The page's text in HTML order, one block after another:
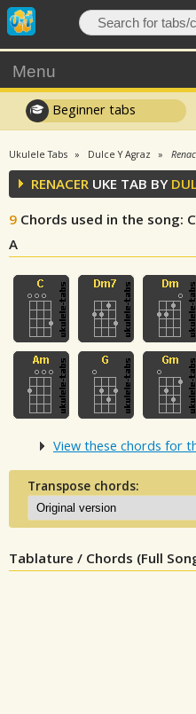
Menu
Beginner tabs
Ukulele Tabs Dulce Y Agraz
RENACER UKE TAB BY
9 Chords used in the song:
A
View these chords for
Transpose chords:
Tablature / Chords (Full